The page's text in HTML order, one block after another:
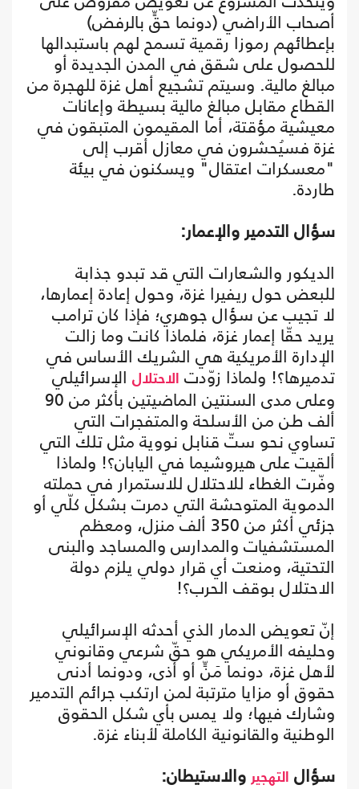
أصحاب الأراضي (دونما حقٍّ بالرفض)
بإعطائهم رموزا رقمية تسمح لهم باستبدالها
للحصول على شقق في المدن الجديدة أو
مبالغ مالية. وسيتم تشجيع أهل غزة للهجرة من
القطاع مقابل مبالغ مالية بسيطة وإعانات
معيشية مؤقتة، أما المقيمون المتبقون في
غزة فسيُحشرون في معازل أقرب إلى
"معسكرات اعتقال" ويسكنون في بيئة
طاردة.
سؤال التدمير والإعمار:
الديكور والشعارات التي قد تبدو جذابة
للبعض حول ريفيرا غزة، وحول إعادة إعمارها،
لا تجيب عن سؤال جوهري؛ فإذا كان ترامب
يريد حقّا إعمار غزة، فلماذا كانت وما زالت
الإدارة الأمريكية هي الشريك الأساس في
تدميرها؟! ولماذا زوّدت الاحتلال الإسرائيلي
وعلى مدى السنتين الماضيتين بأكثر من 90
ألف طن من الأسلحة والمتفجرات التي
تساوي نحو ستّ قنابل نووية مثل تلك التي
ألقيت على هيروشيما في اليابان؟! ولماذا
وفّرت الغطاء للاحتلال للاستمرار في حملته
الدموية المتوحشة التي دمرت بشكل كلّي أو
جزئي أكثر من 350 ألف منزل، ومعظم
المستشفيات والمدارس والمساجد والبنى
التحتية، ومنعت أي قرار دولي يلزم دولة
الاحتلال بوقف الحرب؟!
إنّ تعويض الدمار الذي أحدثه الإسرائيلي
وحليفه الأمريكي هو حقّ شرعي وقانوني
لأهل غزة، دونما مَنٍّ أو أذى، ودونما أدنى
حقوق أو مزايا مترتبة لمن ارتكب جرائم التدمير
وشارك فيها؛ ولا يمس بأي شكل الحقوق
الوطنية والقانونية الكاملة لأبناء غزة.
سؤال
التهجير والاستيطان: